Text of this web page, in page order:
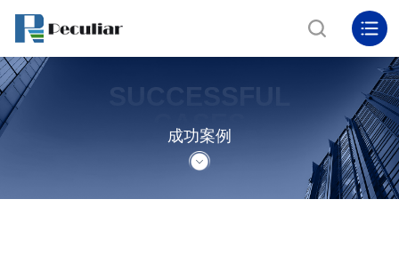
CASES
成功案例